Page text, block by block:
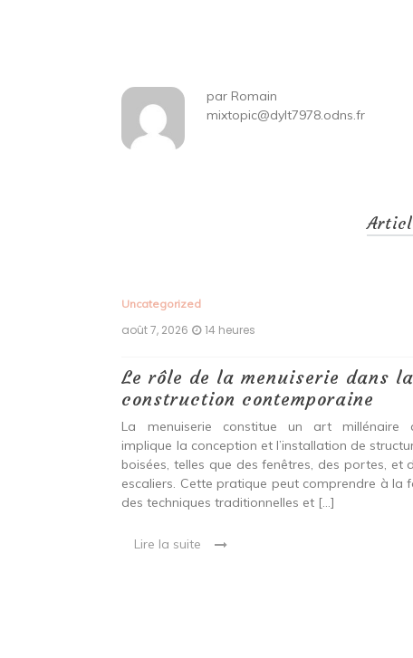
par Romain
mixtopic@dylt7978.odns.fr
Uncategorized
août 7, 2026 14 heures
Le rôle de la menuiserie dans la
construction contemporaine
La menuiserie constitue un art millénaire
implique la conception et l’installation de
boisées, telles que des fenêtres, des portes, et
escaliers. Cette pratique peut comprendre à la
des techniques traditionnelles et […]
Lire la suite